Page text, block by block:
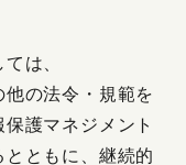
は、
の法令・規範を
護マネジメント
ともに、継続的